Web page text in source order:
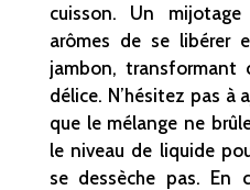
cuisson. Un
arômes de se libérer
jambon, transformant
délice. N’hésitez pas à
que le mélange ne
le niveau de liquide
se dessèche pas. En